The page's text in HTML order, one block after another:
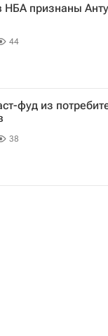
НБА признаны
44
фуд из
38